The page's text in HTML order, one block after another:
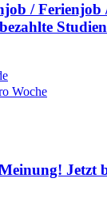
/ Ferienjob
Woche
Jetzt